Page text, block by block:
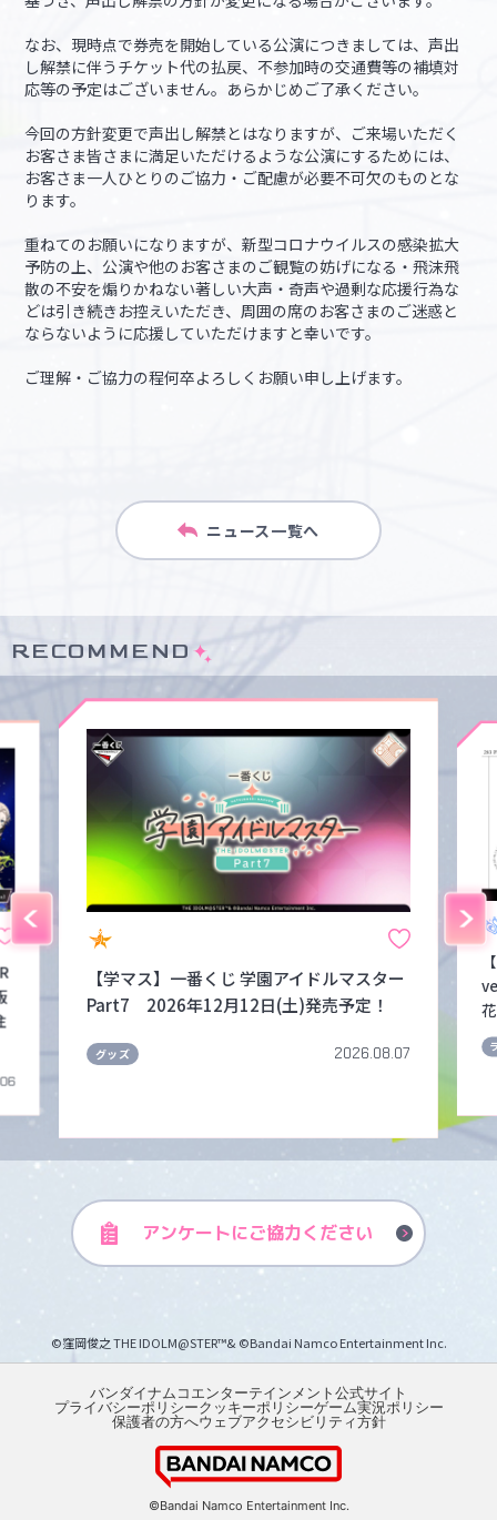
なお、現時点で券売を開始している公演につきましては、声出
し解禁に伴うチケット代の払戻、不参加時の交通費等の補填対
応等の予定はございません。あらかじめご了承ください。
今回の方針変更で声出し解禁とはなりますが、ご来場いただく
お客さま皆さまに満足いただけるような公演にするためには、
お客さま一人ひとりのご協力・ご配慮が必要不可欠のものとな
ります。
重ねてのお願いになりますが、新型コロナウイルスの感染拡大
予防の上、公演や他のお客さまのご観覧の妨げになる・飛沫飛
散の不安を煽りかねない著しい大声・奇声や過剰な応援行為な
どは引き続きお控えいただき、周囲の席のお客さまのご迷惑と
ならないように応援していただけますと幸いです。
ご理解・ご協力の程何卒よろしくお願い申し上げます。
ニュース一覧へ
RECOMMEND
【学マス】一番くじ 学園アイドルマスター
Part7 2026年12月12日(土)発売予定！
グッズ 2026.08.07
アンケートにご協力ください
©窪岡俊之 THE IDOLM@STER™& ©Bandai Namco Entertainment Inc.
バンダイナムコエンターテインメント公式サイト
プライバシーポリシークッキーポリシーゲーム実況ポリシー
保護者の方へウェブアクセシビリティ方針
©Bandai Namco Entertainment Inc.